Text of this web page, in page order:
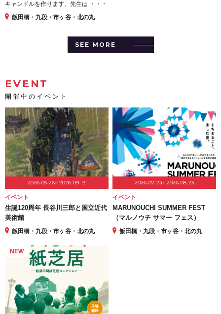
キャンドルを作ります。先生は ・・・
飯田橋・九段・市ヶ谷・北の丸
SEE MORE
EVENT
開催中のイベント
2026-05-26~ 2026-09-13
イベント
生誕120周年 長谷川三郎と国立近代
美術館
飯田橋・九段・市ヶ谷・北の丸
2026-07-24~ 2026-08-23
イベント
MARUNOUCHI SUMMER FEST
（マルノウチ サマー フェス）
飯田橋・九段・市ヶ谷・北の丸
NEW